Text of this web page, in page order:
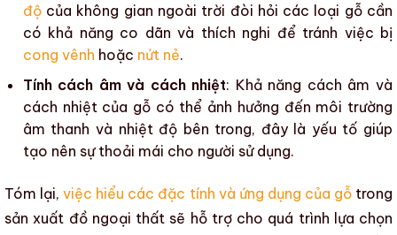
độcủa không gian ngoài trời đòi hỏi các loại gỗ cần
có khả năng co dãn và thích nghi để tránh việc bị
cong vênh hoặc nứt nẻ.
Tính cách âm và cách nhiệt: Khả năng cách âm và
cách nhiệt của gỗ có thể ảnh hưởng đến môi trường
âm thanh và nhiệt độ bên trong, đây là yếu tố giúp
tạo nên sự thoải mái cho người sử dụng.
Tóm lại,việc hiểu các đặc tính và ứng dụng của gỗtrong
sản xuất đồ ngoại thất sẽ hỗ trợ cho quá trình lựa chọn